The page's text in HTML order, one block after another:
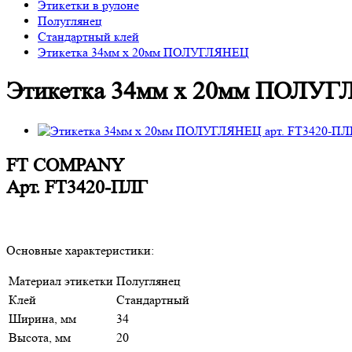
Этикетки в рулоне
Полуглянец
Стандартный клей
Этикетка 34мм х 20мм ПОЛУГЛЯНЕЦ
Этикетка 34мм х 20мм
FT COMPANY
Арт. FT3420-ПЛГ
Основные характеристики:
Материал этикетки Полуглянец
Клей
Стандартный
Ширина, мм
34
Высота, мм
20